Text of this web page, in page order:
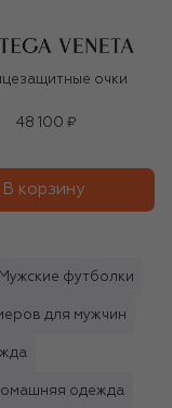
очки
48 100 ₽
В корзину
Мужские футболки
для мужчин
одежда